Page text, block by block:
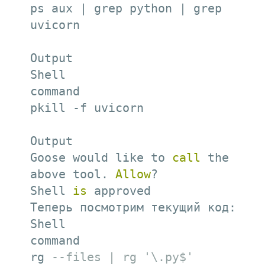
ps aux | grep python | grep
uvicorn
Output
Shell
command
pkill -f uvicorn
Output
Goose would like to call the
above tool. Allow?
Shell is approved
Теперь посмотрим текущий код:
Shell
command
rg
--files | rg '\.py$'